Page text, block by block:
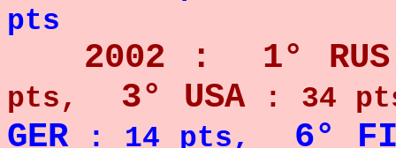
pts
2002 : 1° RUS
pts,
3° USA: 34
GER: 14 pts, 6°